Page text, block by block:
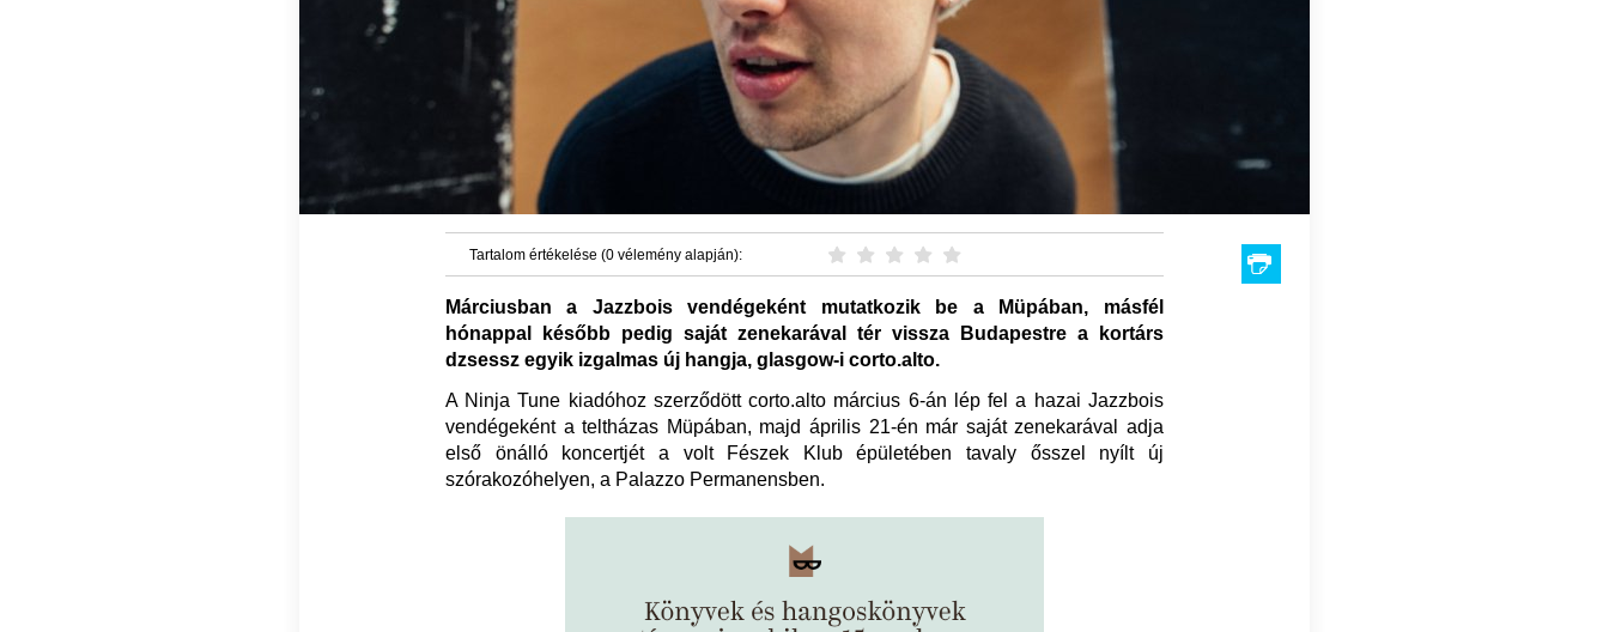
Tartalom értékelése (0 vélemény alapján):
Márciusban a Jazzbois vendégeként mutatkozik be a Müpában, másfél
hónappal később pedig saját zenekarával tér vissza Budapestre a kortárs
dzsessz egyik izgalmas új hangja, glasgow-i corto.alto.
A Ninja Tune kiadóhoz szerződött corto.alto március 6-án lép fel a hazai Jazzbois
vendégeként a teltházas Müpában, majd április 21-én már saját zenekarával adja
első önálló koncertjét a volt Fészek Klub épületében tavaly ősszel nyílt új
szórakozóhelyen, a Palazzo Permanensben.